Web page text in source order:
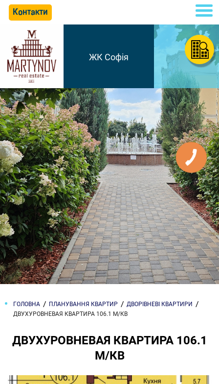
Контакти
ЖК Софія
ГОЛОВНА ПЛАНУВАННЯ КВАРТИР
ДВОРІВНЕВІ КВАРТИРИ
ДВУХУРОВНЕВАЯ КВАРТИРА 106.1 М/КВ
ДВУХУРОВНЕВАЯ КВАРТИРА 106.1
М/КВ